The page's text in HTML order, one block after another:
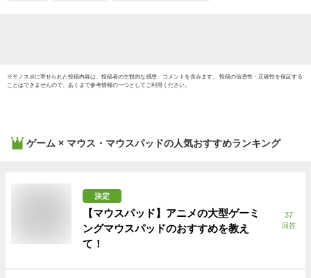
※モノスポに寄せられた投稿内容は、投稿者の主観的な感想・コメントを含みます。 投稿の信憑性・正確性を保証する
ことはできませんので、あくまで参考情報の一つとしてご利用ください。
ゲーム × マウス・マウスパッドの人気おすすめランキング
決定
【マウスパッド】アニメの大型ゲーミ
ングマウスパッドのおすすめを教え
て！
37
回答